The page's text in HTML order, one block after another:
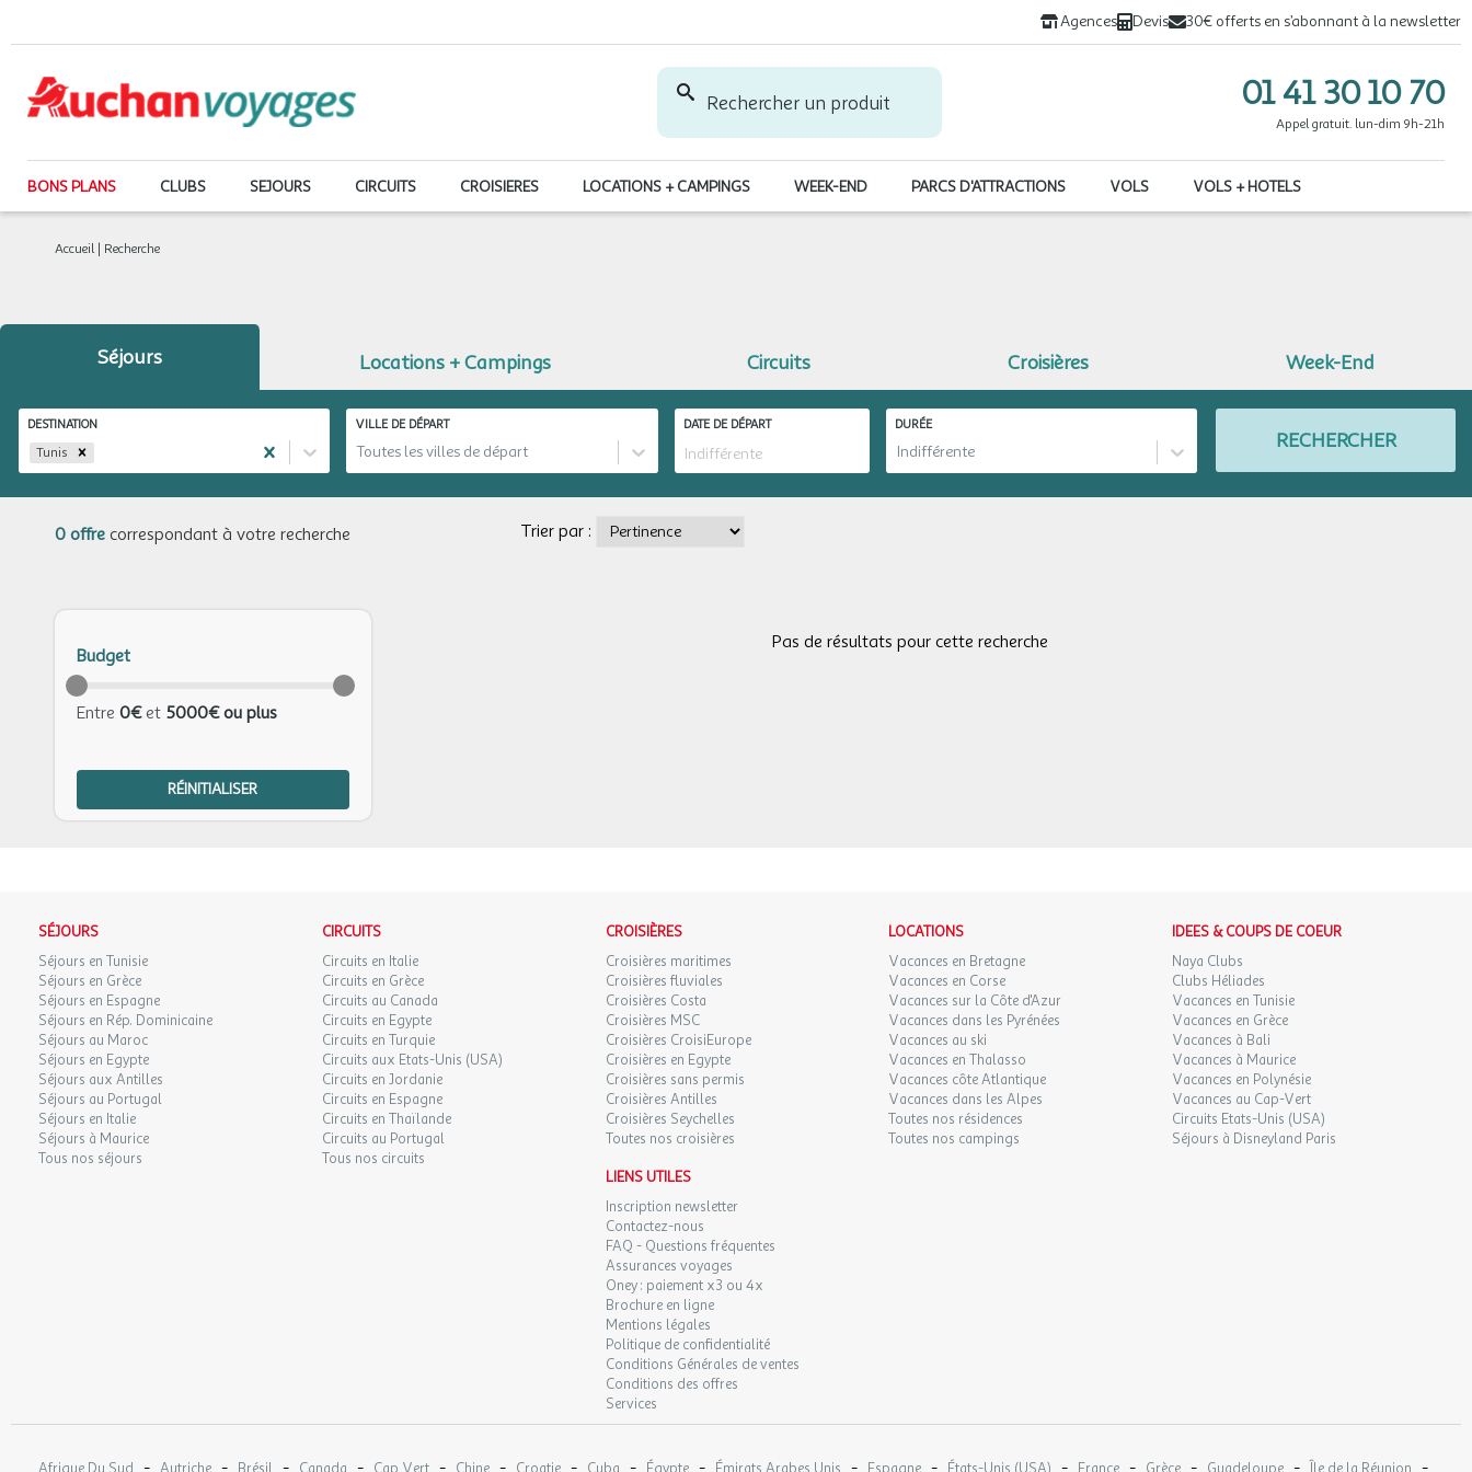
Agences Devis 30€ offerts en s’abonnant à la newsletter
Rechercher un produit 01 41 30 10 70
Appel gratuit. lun-dim 9h-21h
BONS PLANS CLUBS SEJOURS CIRCUITS CROISIERES LOCATIONS + CAMPINGS WEEK-END PARCS D'ATTRACTIONS VOLS VOLS + HOTELS
Accueil Recherche
Séjours Locations + Campings Circuits Croisières Week-End
DESTINATION
Tunis
VILLE DE DÉPART
Toutes les villes de départ
DATE DE DÉPART DURÉE
Indifférente RECHERCHER
0 offre correspondant à votre recherche Trier par :
Budget
Entre 0€et 5000€ ou plus
RÉINITIALISER
Pas de résultats pour cette recherche
SÉJOURS
Séjours en Tunisie
Séjours en Grèce
Séjours en Espagne
Séjours en Rép. Dominicaine
Séjours au Maroc
Séjours en Egypte
Séjours aux Antilles
Séjours au Portugal
Séjours en Italie
Séjours à Maurice
Tous nos séjours
CIRCUITS
Circuits en Italie
Circuits en Grèce
Circuits au Canada
Circuits en Egypte
Circuits en Turquie
Circuits aux Etats-Unis (USA)
Circuits en Jordanie
Circuits en Espagne
Circuits en Thaïlande
Circuits au Portugal
Tous nos circuits
CROISIÈRES
Croisières maritimes
Croisières fluviales
Croisières Costa
Croisières MSC
Croisières CroisiEurope
Croisières en Egypte
Croisières sans permis
Croisières Antilles
Croisières Seychelles
Toutes nos croisières
LOCATIONS
Vacances en Bretagne
Vacances en Corse
Vacances sur la Côte d'Azur
Vacances dans les Pyrénées
Vacances au ski
Vacances en Thalasso
Vacances côte Atlantique
Vacances dans les Alpes
Toutes nos résidences
Toutes nos campings
IDEES & COUPS DE COEUR
Naya Clubs
Clubs Héliades
Vacances en Tunisie
Vacances en Grèce
Vacances à Bali
Vacances à Maurice
Vacances en Polynésie
Vacances au Cap-Vert
Circuits Etats-Unis (USA)
Séjours à Disneyland Paris
LIENS UTILES
Inscription newsletter
Contactez-nous
FAQ - Questions fréquentes
Assurances voyages
Oney : paiement x3 ou 4x
Brochure en ligne
Mentions légales
Politique de confidentialité
Conditions Générales de ventes
Conditions des offres
Services
- - - - - - - - - - - - - - - -